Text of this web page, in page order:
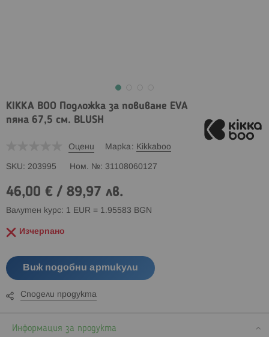
KIKKA BOO Подложка за повиване EVA
пяна 67,5 см. BLUSH
Оцени Марка Kikkaboo
SKU 203995 Ном. № 31108060127
46,00 € / 89,97 лв.
Валутен курс: 1 EUR = 1.95583 BGN
Изчерпано
Виж подобни артикули
Сподели продукта
Информация за продукта